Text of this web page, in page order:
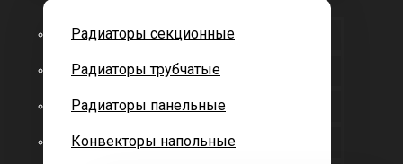
Радиаторы секционные
Радиаторы трубчатые
Радиаторы панельные
Конвекторы напольные